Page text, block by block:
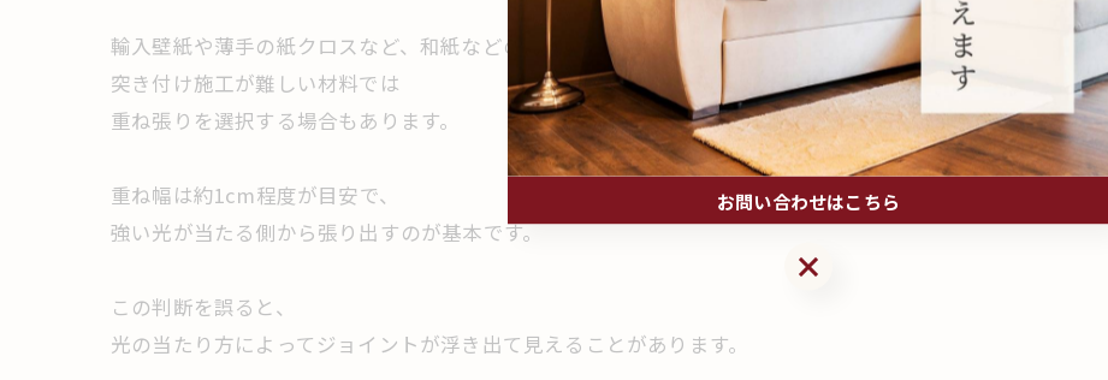
輸入壁紙や薄手の紙クロスなど、和紙などのクイサキを風合いとする材料や
突き付け施工が難しい材料では
重ね張りを選択する場合もあります。
重ね幅は約1cm程度が目安で、
強い光が当たる側から張り出すのが基本です。
この判断を誤ると、
光の当たり方によってジョイントが浮き出て見えることがあります。
お問い合わせはこちら
お問い合わせはこちら